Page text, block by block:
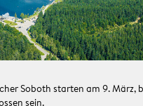
Soboth starten am 9. März,
sein.